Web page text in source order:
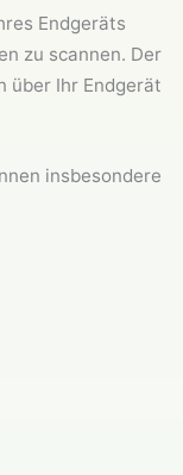
Endgeräts
zu scannen. Der
über Ihr Endgerät
insbesondere